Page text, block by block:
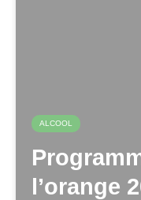
ALCOOL
l’orange